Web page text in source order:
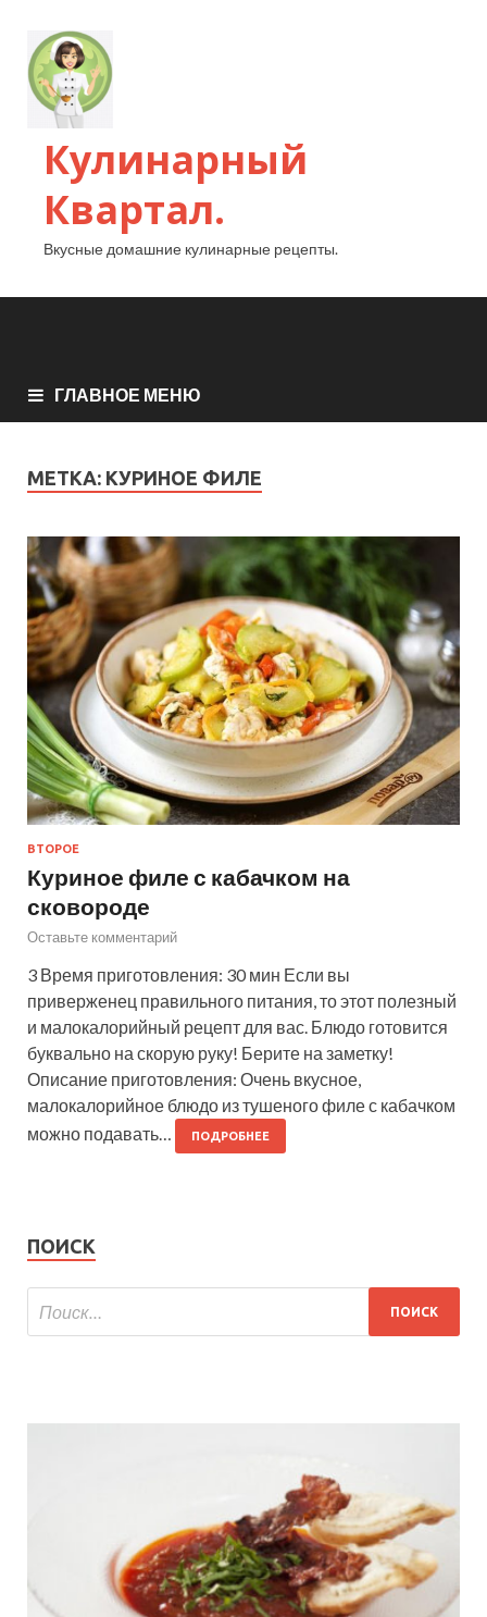
Кулинарный
Квартал.
Вкусные домашние кулинарные рецепты.
ГЛАВНОЕ МЕНЮ
МЕТКА: КУРИНОЕ ФИЛЕ
ВТОРОЕ
Куриное филе с кабачком на
сковороде
Оставьте комментарий
3 Время приготовления: 30 мин Если вы
приверженец правильного питания, то этот полезный
и малокалорийный рецепт для вас. Блюдо готовится
буквально на скорую руку! Берите на заметку!
Описание приготовления: Очень вкусное,
малокалорийное блюдо из тушеного филе с кабачком
можно подавать…
ПОДРОБНЕЕ
ПОИСК